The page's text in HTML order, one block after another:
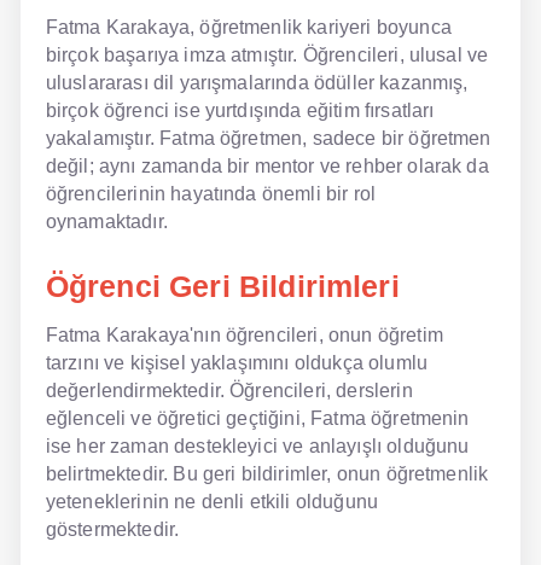
Fatma Karakaya, öğretmenlik kariyeri boyunca
birçok başarıya imza atmıştır. Öğrencileri, ulusal ve
uluslararası dil yarışmalarında ödüller kazanmış,
birçok öğrenci ise yurtdışında eğitim fırsatları
yakalamıştır. Fatma öğretmen, sadece bir öğretmen
değil; aynı zamanda bir mentor ve rehber olarak da
öğrencilerinin hayatında önemli bir rol
oynamaktadır.
Öğrenci Geri Bildirimleri
Fatma Karakaya'nın öğrencileri, onun öğretim
tarzını ve kişisel yaklaşımını oldukça olumlu
değerlendirmektedir. Öğrencileri, derslerin
eğlenceli ve öğretici geçtiğini, Fatma öğretmenin
ise her zaman destekleyici ve anlayışlı olduğunu
belirtmektedir. Bu geri bildirimler, onun öğretmenlik
yeteneklerinin ne denli etkili olduğunu
göstermektedir.